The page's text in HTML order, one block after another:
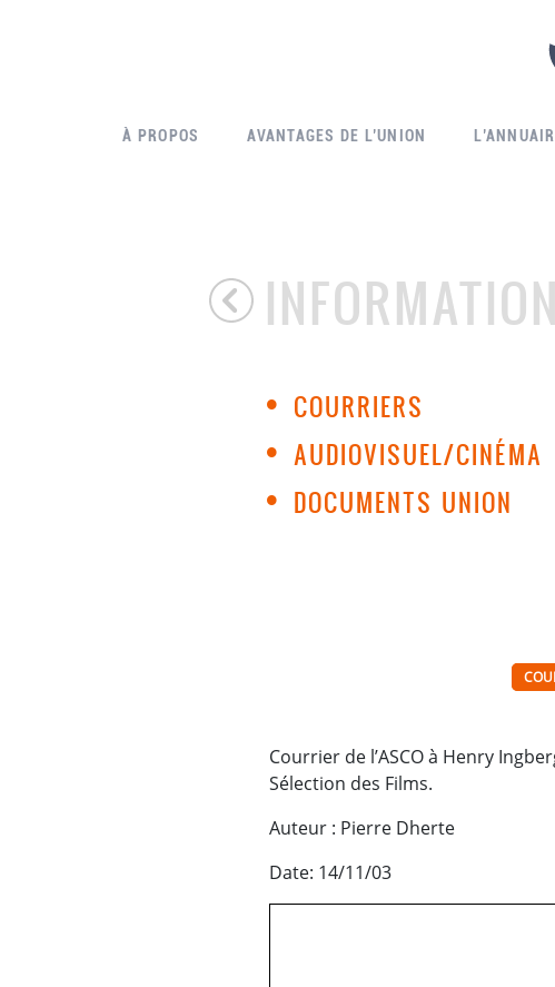
À PROPOS AVANTAGES DE L’UNION
• COURRIERS
• AUDIOVISUEL/CINÉMA
• DOCUMENTS UNION
Courrier de l’ASCO à Henry
Sélection des Films.
Auteur : Pierre Dherte
Date: 14/11/03